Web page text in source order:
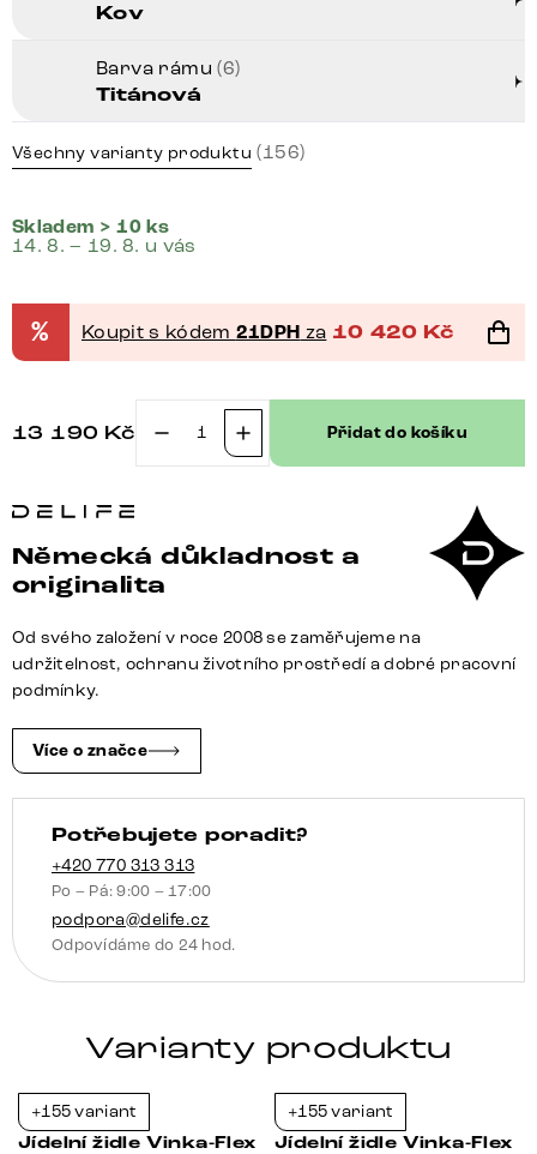
Kov
Barva rámu(6)
Titánová
Všechny varianty produktu (156)
Skladem > 10 ks
14. 8. – 19. 8. u vás
% Koupit s kódem 21DPH za 10 420 Kč
13 190 Kč
s
područkami
pravá
kůže
široká
křížová
podnož
titanová
barva
360°
otočná
houpací
funkce
pružiny
Přidat do košíku
Německá důkladnost a
originalita
Od svého založení v roce 2008 se zaměřujeme na
udržitelnost, ochranu životního prostředí a dobré pracovní
podmínky.
Více o značce
Potřebujete poradit?
+420 770 313 313
Po – Pá: 9:00 – 17:00
podpora@delife.cz
Odpovídáme do 24 hod.
Varianty produktu
+155 variant
Jídelní židle Vinka-Flex
+155 variant
Jídelní židle Vinka-Flex